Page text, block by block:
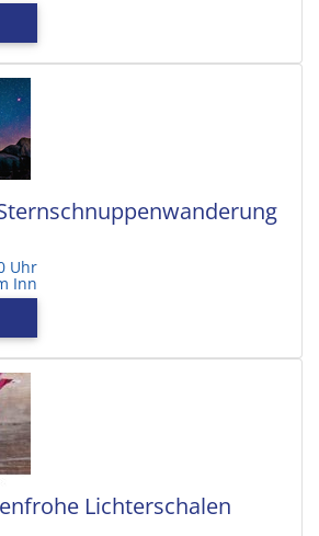
Uhr
Inn
Lichterschalen